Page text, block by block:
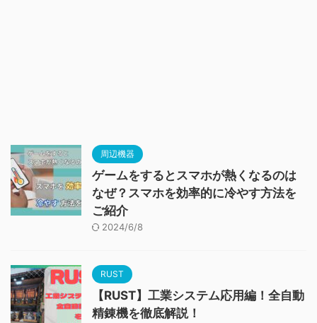
周辺機器
ゲームをするとスマホが熱くなるのは
なぜ？スマホを効率的に冷やす方法を
ご紹介
2024/6/8
RUST
【RUST】工業システム応用編！全自動
精錬機を徹底解説！